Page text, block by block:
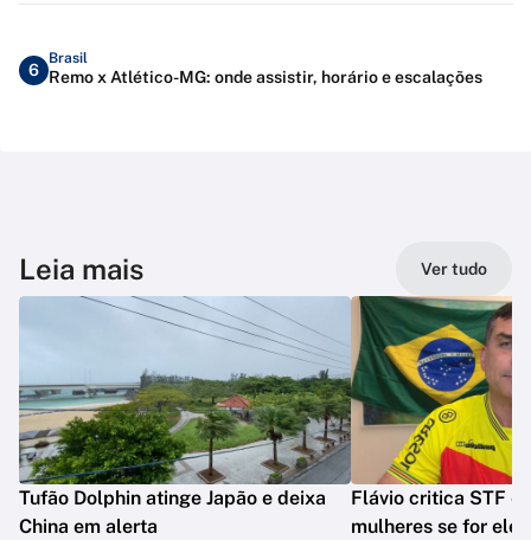
6
Brasil
Remo x Atlético-MG: onde assistir, horário e escalações
Leia mais Ver tudo
Tufão Dolphin atinge Japão e deixa
China em alerta
Flávio critica STF e
mulheres se for